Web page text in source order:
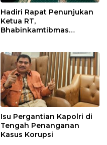
Hadiri Rapat Penunjukan
Ketua RT,
Bhabinkamtibmas
dengan Warga
Isu Pergantian Kapolri di
Tengah Penanganan
Kasus Korupsi